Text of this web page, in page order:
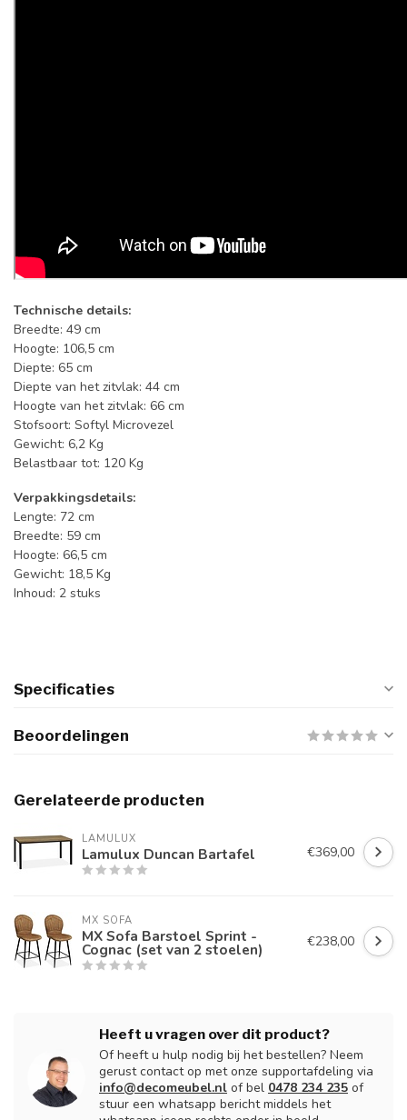
Technische details:
Breedte: 49 cm
Hoogte: 106,5 cm
Diepte: 65 cm
Diepte van het zitvlak: 44 cm
Hoogte van het zitvlak: 66 cm
Stofsoort: Softyl Microvezel
Gewicht: 6,2 Kg
Belastbaar tot: 120 Kg
Verpakkingsdetails:
Lengte: 72 cm
Breedte: 59 cm
Hoogte: 66,5 cm
Gewicht: 18,5 Kg
Inhoud: 2 stuks
Specificaties
Beoordelingen
Gerelateerde producten
LAMULUX
Lamulux Duncan Bartafel €369,00
MX SOFA
MX Sofa Barstoel Sprint -
Cognac (set van 2 stoelen) €238,00
Heeft u vragen over dit product?
Of heeft u hulp nodig bij het bestellen? Neem
gerust contact op met onze supportafdeling via
info@decomeubel.nl of bel 0478 234 235 of
stuur een whatsapp bericht middels het